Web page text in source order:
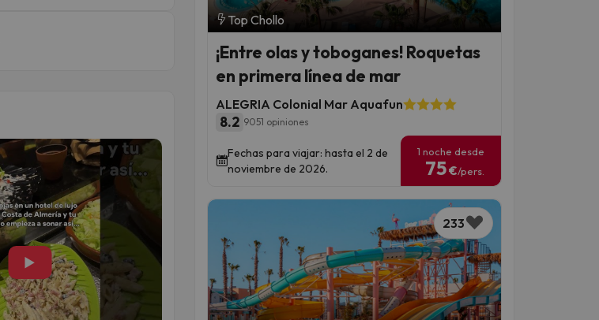
▶
Top Chollo
¡Entre olas y toboganes! Roquetas
en primera línea de mar
ALEGRIA Colonial Mar Aquafun
8.2 9051 opiniones
Fechas para viajar: hasta el 2 de
noviembre de 2026.
1 noche desde
75€/pers.
233